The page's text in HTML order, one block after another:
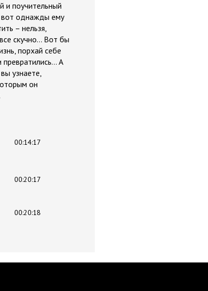
и поучительный
вот однажды ему
– нельзя,
скучно… Вот бы
порхай себе
А
узнаете,
он
00:14:17
00:20:17
00:20:18